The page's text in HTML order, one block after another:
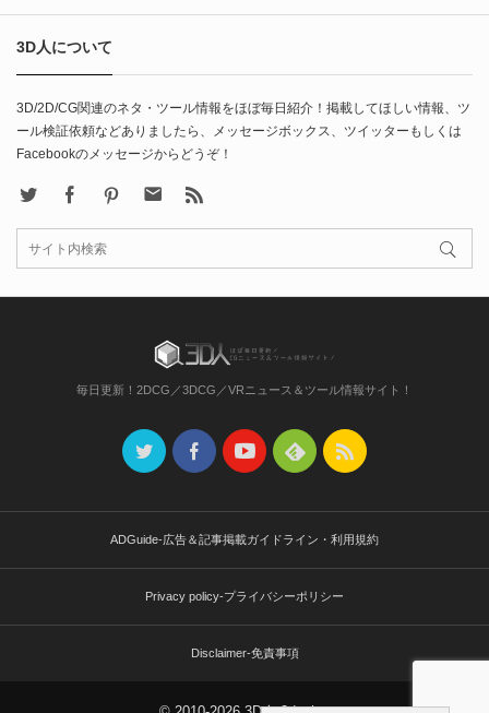
3D人について
3D/2D/CG関連のネタ・ツール情報をほぼ毎日紹介！掲載してほしい情報、ツ
ール検証依頼などありましたら、メッセージボックス、ツイッターもしくは
Facebookのメッセージからどうぞ！
FacebookPinterest Contact
毎日更新！2DCG／3DCG／VRニュース＆ツール情報サイト！
ADGuide-広告＆記事掲載ガイドライン・利用規約
Privacy policy-プライバシーポリシー
Disclaimer-免責事項